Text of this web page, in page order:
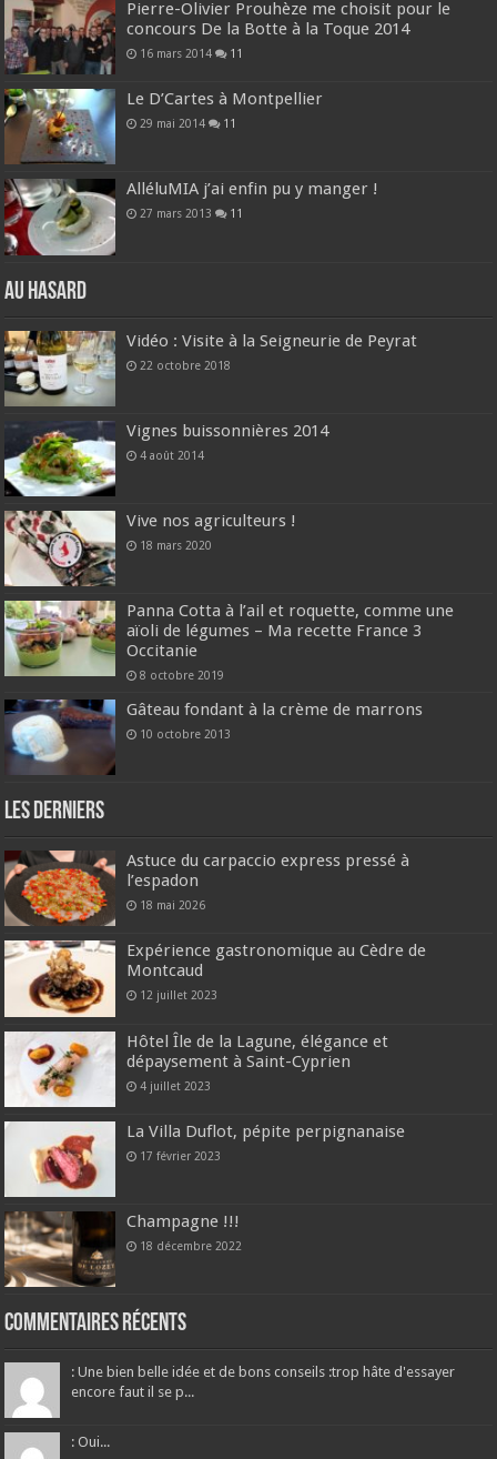
Pierre-Olivier Prouhèze me choisit pour le
concours De la Botte à la Toque 2014
16 mars 2014 11
Le D’Cartes à Montpellier
29 mai 2014 11
AlléluMIA j’ai enfin pu y manger !
27 mars 2013 11
Au hasard
Vidéo : Visite à la Seigneurie de Peyrat
22 octobre 2018
Vignes buissonnières 2014
4 août 2014
Vive nos agriculteurs !
18 mars 2020
Panna Cotta à l’ail et roquette, comme une
aïoli de légumes – Ma recette France 3
Occitanie
8 octobre 2019
Gâteau fondant à la crème de marrons
10 octobre 2013
Les derniers
Astuce du carpaccio express pressé à
l’espadon
18 mai 2026
Expérience gastronomique au Cèdre de
Montcaud
12 juillet 2023
Hôtel Île de la Lagune, élégance et
dépaysement à Saint-Cyprien
4 juillet 2023
La Villa Duflot, pépite perpignanaise
17 février 2023
Champagne !!!
18 décembre 2022
Commentaires récents
: Une bien belle idée et de bons conseils :trop hâte d'essayer
encore faut il se p...
: Oui...